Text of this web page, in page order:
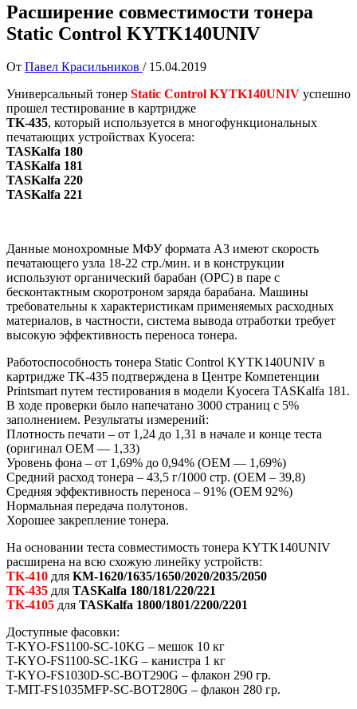
Расширение совместимости тонера
Static Control KYTK140UNIV
От Павел Красильников / 15.04.2019
Универсальный тонер Static Control KYTK140UNIV успешно
прошел тестирование в картридже
TK-435, который используется в многофункциональных
печатающих устройствах Kyocera:
TASKalfa 180
TASKalfa 181
TASKalfa 220
TASKalfa 221
Данные монохромные МФУ формата А3 имеют скорость
печатающего узла 18-22 стр./мин. и в конструкции
используют органический барабан (OPC) в паре с
бесконтактным скоротроном заряда барабана. Машины
требовательны к характеристикам применяемых расходных
материалов, в частности, система вывода отработки требует
высокую эффективность переноса тонера.
Работоспособность тонера Static Control KYTK140UNIV в
картридже TK-435 подтверждена в Центре Компетенции
Printsmart путем тестирования в модели Kyocera TASKalfa 181.
В ходе проверки было напечатано 3000 страниц с 5%
заполнением. Результаты измерений:
Плотность печати – от 1,24 до 1,31 в начале и конце теста
(оригинал OEM — 1,33)
Уровень фона – от 1,69% до 0,94% (OEM — 1,69%)
Средний расход тонера – 43,5 г/1000 стр. (OEM – 39,8)
Средняя эффективность переноса – 91% (OEM 92%)
Нормальная передача полутонов.
Хорошее закрепление тонера.
На основании теста совместимость тонера KYTK140UNIV
расширена на всю схожую линейку устройств:
TK-410 для KM-1620/1635/1650/2020/2035/2050
TK-435 для TASKalfa 180/181/220/221
TK-4105 для TASKalfa 1800/1801/2200/2201
Доступные фасовки:
T-KYO-FS1100-SC-10KG – мешок 10 кг
T-KYO-FS1100-SC-1KG – канистра 1 кг
T-KYO-FS1030D-SC-BOT290G – флакон 290 гр.
T-MIT-FS1035MFP-SC-BOT280G – флакон 280 гр.